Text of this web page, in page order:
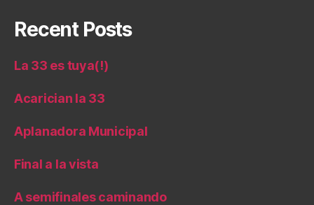
Recent Posts
La 33 es tuya(!)
Acarician la 33
Aplanadora Municipal
Final a la vista
A semifinales caminando